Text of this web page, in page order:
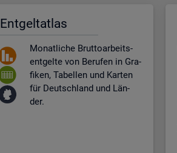
Ent­gel­t­at­las
Mo­nat­li­che Brut­to­ar­beits­
ent­gel­te von Be­ru­fen in Gra­
fi­ken, Ta­bel­len und Kar­ten
für Deutsch­land und Län­
der.